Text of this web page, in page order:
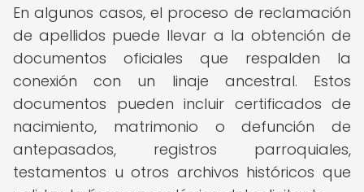
En algunos casos, el proceso de reclamación
de apellidos puede llevar a la obtención de
documentos oficiales que respalden la
conexión con un linaje ancestral. Estos
documentos pueden incluir certificados de
nacimiento, matrimonio o defunción de
antepasados, registros parroquiales,
testamentos u otros archivos históricos que